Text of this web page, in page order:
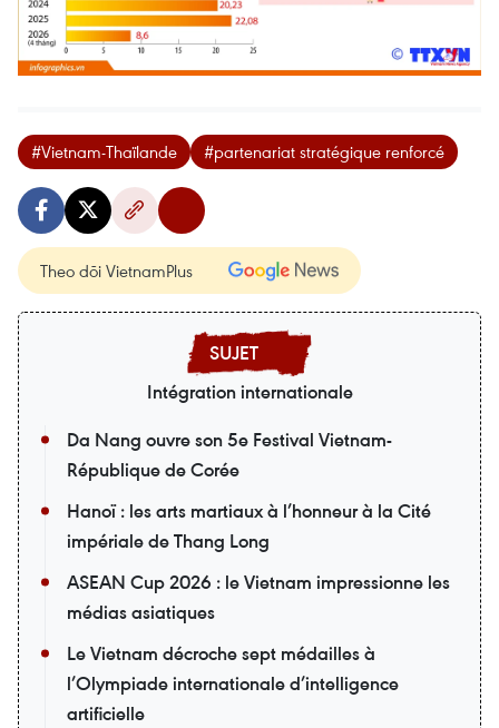
#Vietnam-Thaïlande #partenariat stratégique renforcé
Theo dõi VietnamPlus
Intégration internationale
Da Nang ouvre son 5e Festival Vietnam-
République de Corée
Hanoï : les arts martiaux à l’honneur à la Cité
impériale de Thang Long
ASEAN Cup 2026 : le Vietnam impressionne les
médias asiatiques
Le Vietnam décroche sept médailles à
l’Olympiade internationale d’intelligence
artificielle